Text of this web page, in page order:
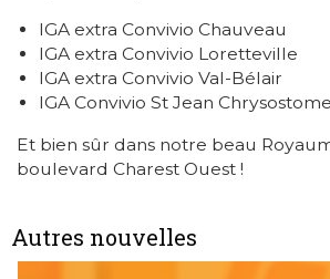
IGA extra Convivio Chauveau
IGA extra Convivio Loretteville
IGA extra Convivio Val-Bélair
IGA Convivio St Jean Chrysostome
Et bien sûr dans notre beau
boulevard Charest Ouest !
Autres nouvelles